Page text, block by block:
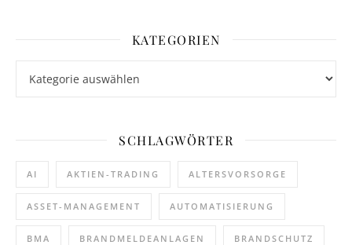
KATEGORIEN
SCHLAGWÖRTER
AI AKTIEN-TRADING ALTERSVORSORGE
ASSET-MANAGEMENT AUTOMATISIERUNG
BMA BRANDMELDEANLAGEN BRANDSCHUTZ